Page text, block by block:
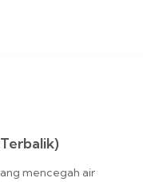
mencegah air